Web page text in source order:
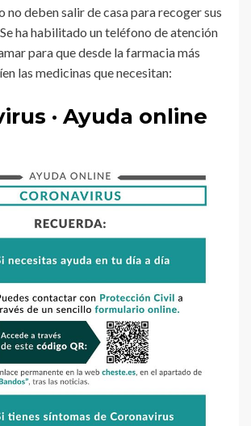
no deben salir de casa para recoger sus
ha habilitado un teléfono de atención
para que desde la farmacia más
las medicinas que necesitan:
· Ayuda online